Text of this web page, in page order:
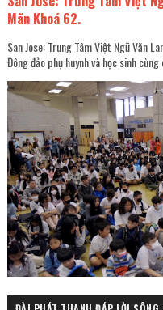
Mãn Khoá 62.
San Jose: Trung Tâm Việt Ngữ Văn
Đông đảo phụ huynh và học sinh